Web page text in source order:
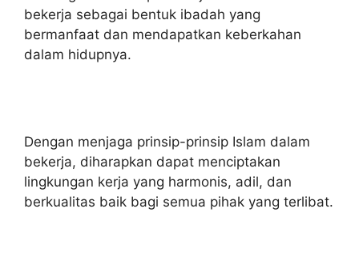
bekerja sebagai bentuk ibadah yang
bermanfaat dan mendapatkan keberkahan
dalam hidupnya.
Dengan menjaga prinsip-prinsip Islam dalam
bekerja, diharapkan dapat menciptakan
lingkungan kerja yang harmonis, adil, dan
berkualitas baik bagi semua pihak yang terlibat.